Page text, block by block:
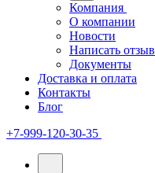
Компания
О компании
Новости
Написать отзыв
Документы
Доставка и оплата
Контакты
Блог
+7-999-120-30-35